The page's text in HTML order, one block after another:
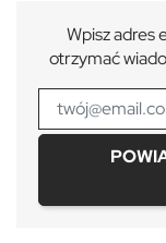
Wpisz adres
otrzymać